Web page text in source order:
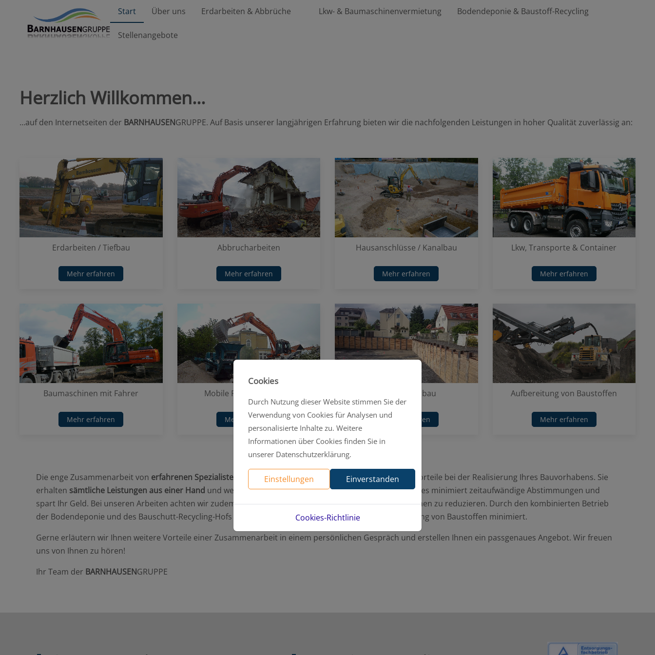
Start Über uns Erdarbeiten & Abbrüche Lkw- & Baumaschinenvermietung Bodendeponie & Baustoff-Recycling
Stellenangebote
Cookies
Durch Nutzung dieser Website stimmen Sie der
Verwendung von Cookies für Analysen und
personalisierte Inhalte zu. Weitere
Informationen über Cookies finden Sie in
unserer Datenschutzerklärung.
Einstellungen Einverstanden
Cookies-Richtlinie
Herzlich Willkommen...
...auf den Internetseiten der BARNHAUSENGRUPPE. Auf Basis unserer langjährigen Erfahrung bieten wir die nachfolgenden Leistungen in hoher Qualität zuverlässig an:
Erdarbeiten / Tiefbau
Mehr erfahren
Abbrucharbeiten
Mehr erfahren
Hausanschlüsse / Kanalbau
Mehr erfahren
Lkw, Transporte & Container
Mehr erfahren
Baumaschinen mit Fahrer
Mehr erfahren
Mobile Prallbrechanlage
Mehr erfahren
Sicherer Verbau
Mehr erfahren
Aufbereitung von Baustoffen
Mehr erfahren
Die enge Zusammenarbeit von erfahrenen Spezialisten
ihrer jeweiligen Arbeitsfelder bringt Ihnen viele Vorteile bei der Realisierung Ihres Bauvorhabens. Sie
erhalten sämtliche Leistungen aus einer Hand und werden dabei von einem Ansprechpartner betreut. Dies minimiert zeitaufwändige Abstimmungen und
spart Ihr Geld. Bei unseren Arbeiten achten wir zudem darauf,Ressourcen zu schonenund CO2-Emissionen zu reduzieren. Durch den kombinierten Betrieb
der Bodendeponie und des Bauschutt-Recycling-Hofs wird die Anzahl von Leerfahrten und die Endlagerung von Baustoffen minimiert.
Gerne erläutern wir Ihnen weitere Vorteile einer Zusammenarbeit in einem persönlichen Gespräch und erstellen Ihnen ein passgenaues Angebot. Wir freuen
uns von Ihnen zu hören!
Ihr Team der BARNHAUSENGRUPPE